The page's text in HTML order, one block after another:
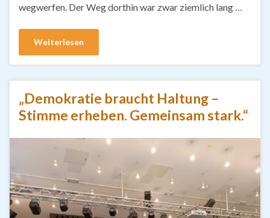
wegwerfen. Der Weg dorthin war zwar ziemlich lang …
Weiterlesen
„Demokratie braucht Haltung –
Stimme erheben. Gemeinsam stark.“